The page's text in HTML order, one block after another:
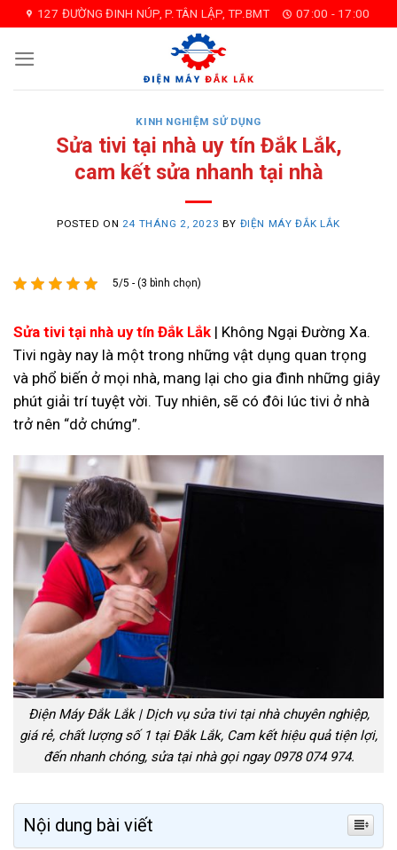
content
127 ĐƯỜNG ĐINH NÚP, P.TÂN LẬP, TP.BMT 07:00 - 17:00
KINH NGHIỆM SỬ DỤNG
Sửa tivi tại nhà uy tín Đắk Lắk,
cam kết sửa nhanh tại nhà
POSTED ON 24 THÁNG 2, 2023 BY ĐIỆN MÁY ĐẮK LẮK
5/5 - (3 bình chọn)
Sửa tivi tại nhà uy tín Đắk Lắk | Không Ngại Đường Xa.
Tivi ngày nay là một trong những vật dụng quan trọng
và phổ biến ở mọi nhà, mang lại cho gia đình những giây
phút giải trí tuyệt vời. Tuy nhiên, sẽ có đôi lúc tivi ở nhà
trở nên “dở chứng”.
Điện Máy Đắk Lắk | Dịch vụ sửa tivi tại nhà chuyên nghiệp,
giá rẻ, chất lượng số 1 tại Đắk Lắk, Cam kết hiệu quả tiện lợi,
đến nhanh chóng, sửa tại nhà gọi ngay 0978 074 974.
Nội dung bài viết